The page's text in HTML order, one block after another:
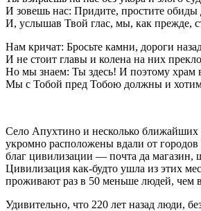
И зовешь нас: Придите, простите обиды
И, услышав Твой глас, мы, как прежде,
Нам кричат: Бросьте камни, дороги
И не стоит главы и колена на них
Но мы знаем: Ты здесь! И поэтому храм
Мы с Тобой пред Тобою должны и хотим
Село Апухтино и несколько ближайших
укромно расположены вдали от
благ цивилизации — почта да магазин,
Цивилизация как-будто ушла из этих
проживают раз в 50 меньше людей, чем
Удивительно, что 220 лет назад люди,